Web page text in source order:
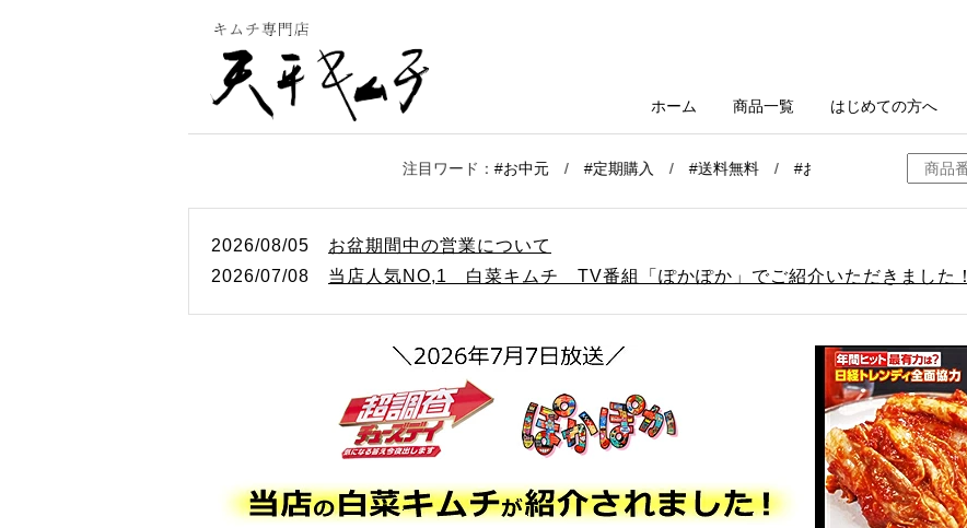
2026/08/05 お盆期間中の営業について
2026/07/08 当店人気NO,1 白菜キムチ TV番組「ぽかぽか」でご紹介いただきました！